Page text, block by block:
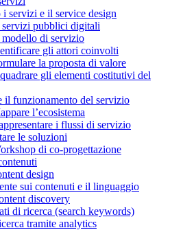
i servizi e il service design
servizi pubblici digitali
di servizio
gli attori coinvolti
la proposta di valore
gli elementi costitutivi del
il funzionamento del servizio
l’ecosistema
i flussi di servizio
le soluzioni
di co-progettazione
design
sui contenuti e il linguaggio
discovery
di ricerca (search keywords)
tramite analytics